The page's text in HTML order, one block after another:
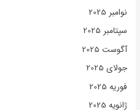
نوامبر 2025
سپتامبر 2025
آگوست 2025
جولای 2025
فوریه 2025
ژانویه 2025